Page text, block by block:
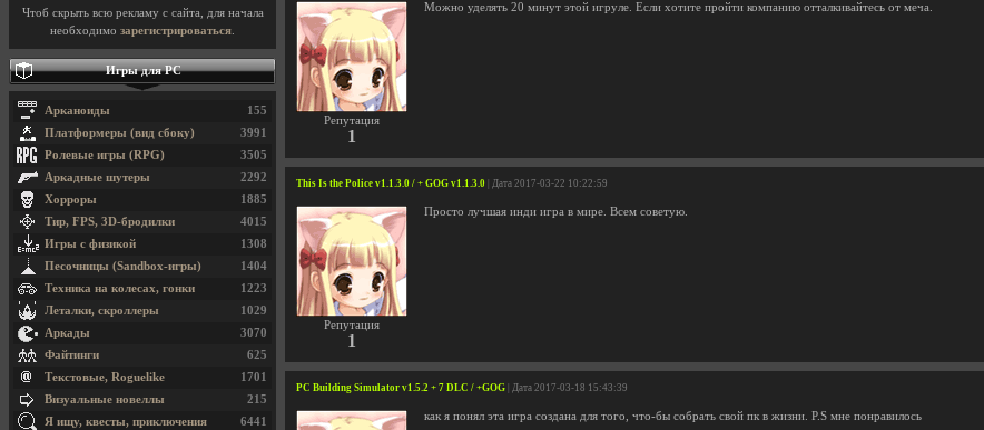
Репутация
1
Можно уделять 20 минут этой игруле. Если хотите пройти компанию отталкивайтесь от меча.
This Is the Police v1.1.3.0 / + GOG v1.1.3.0 | Дата 2017-03-22 10:22:59
Репутация
1
Просто лучшая инди игра в мире. Всем советую.
PC Building Simulator v1.5.2 + 7 DLC / +GOG | Дата 2017-03-18 15:43:39
как я понял эта игра создана для того, что-бы собрать свой пк в жизни. P.S мне понравилось
Чтоб скрыть всю рекламу с сайта, для начала
необходимо зарегистрироваться
Игры для PC
155
Арканоиды
3991
Платформеры (вид сбоку)
3505
Ролевые игры (RPG)
2292
Аркадные шутеры
1885
Хорроры
4015
Тир, FPS, 3D-бродилки
1308
Игры с физикой
1404
Песочницы (Sandbox-игры)
1223
Техника на колесах, гонки
1029
Леталки, скроллеры
3070
Аркады
625
Файтинги
1701
Текстовые, Roguelike
215
Визуальные новеллы
6441
Я ищу, квесты, приключения